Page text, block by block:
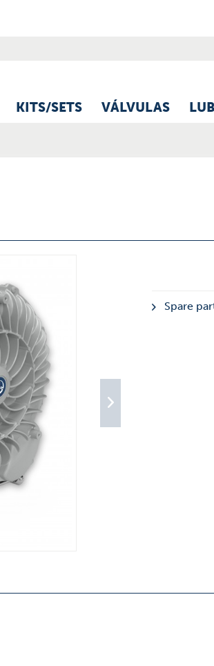
KITS/SETS VÁLVULAS
Spare